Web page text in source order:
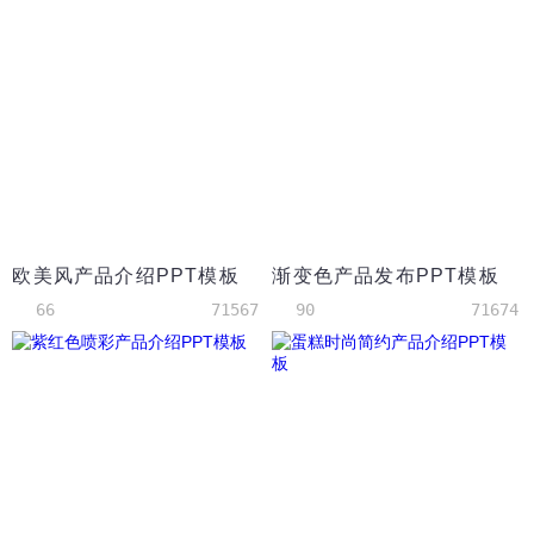
欧美风产品介绍PPT模板
66 71567
渐变色产品发布PPT模板
90 71674